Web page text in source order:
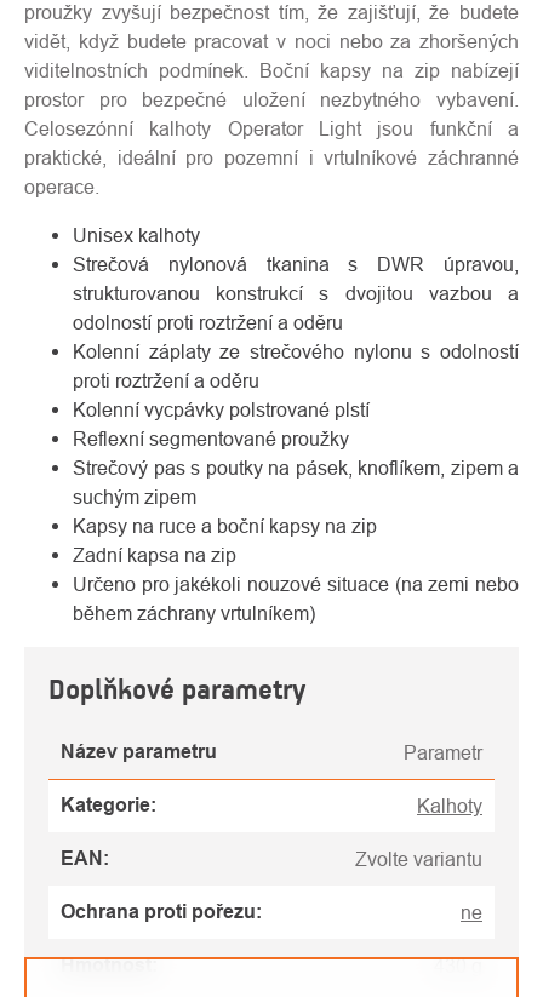
proužky zvyšují bezpečnost tím, že zajišťují, že budete
vidět, když budete pracovat v noci nebo za zhoršených
viditelnostních podmínek. Boční kapsy na zip nabízejí
prostor pro bezpečné uložení nezbytného vybavení.
Celosezónní kalhoty Operator Light jsou funkční a
praktické, ideální pro pozemní i vrtulníkové záchranné
operace.
Unisex kalhoty
Strečová nylonová tkanina s DWR úpravou,
strukturovanou konstrukcí s dvojitou vazbou a
odolností proti roztržení a oděru
Kolenní záplaty ze strečového nylonu s odolností
proti roztržení a oděru
Kolenní vycpávky polstrované plstí
Reflexní segmentované proužky
Strečový pas s poutky na pásek, knoflíkem, zipem a
suchým zipem
Kapsy na ruce a boční kapsy na zip
Zadní kapsa na zip
Určeno pro jakékoli nouzové situace (na zemi nebo
během záchrany vrtulníkem)
Doplňkové parametry
Název parametru Parametr
Kategorie: Kalhoty
EAN : Zvolte variantu
Ochrana proti pořezu: ne
Hmotnost: 430 g